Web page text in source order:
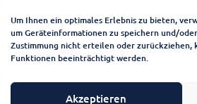
Um Ihnen ein optimales Erlebnis zu bieten,
um Geräteinformationen zu speichern und/
Zustimmung nicht erteilen oder zurückziehen,
Funktionen beeinträchtigt werden.
Akzeptieren
66 129
38855
Anfahrt
Besuchen Sie